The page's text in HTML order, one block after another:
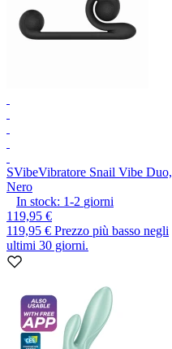
SVibeVibratore Snail Vibe Duo,
Nero
In stock: 1-2 giorni
119,95 €
119,95 € Prezzo più basso negli
ultimi 30 giorni.